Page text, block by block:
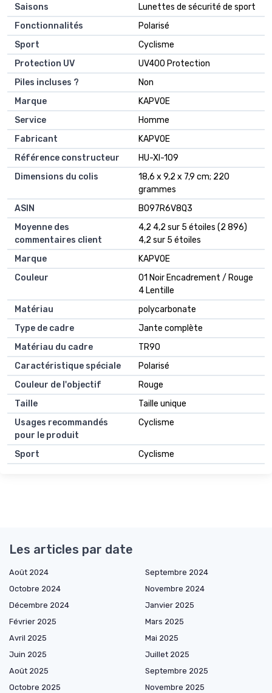
Saisons
‎Lunettes de sécurité de sport
Fonctionnalités
‎Polarisé
Sport
‎Cyclisme
Protection UV
‎UV400 Protection
Piles incluses ?
‎Non
Marque
‎KAPVOE
Service
‎Homme
Fabricant
‎KAPVOE
Référence constructeur
‎HU-XI-109
Dimensions du colis
‎18,6 x 9,2 x 7,9 cm; 220
grammes
ASIN
‎B097R6V8Q3
Moyenne des
commentaires client
4,2 4,2 sur 5 étoiles (2 896)
4,2 sur 5 étoiles
Marque
KAPVOE
Couleur
01 Noir Encadrement / Rouge
4 Lentille
Matériau
polycarbonate
Type de cadre
Jante complète
Matériau du cadre
TR90
Caractéristique spéciale
Polarisé
Couleur de l'objectif
Rouge
Taille
Taille unique
Usages recommandés
pour le produit
Cyclisme
Sport Cyclisme
Les articles par date
Août 2024
Septembre 2024
Octobre 2024
Novembre 2024
Décembre 2024
Janvier 2025
Février 2025
Mars 2025
Avril 2025
Mai 2025
Juin 2025
Juillet 2025
Août 2025
Septembre 2025
Octobre 2025
Novembre 2025